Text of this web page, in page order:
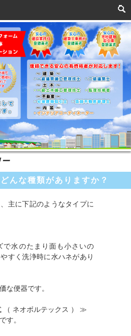
ー
んな種類がありますか？
主に下記のようなタイプに
で水のたまり面も小さいの
すく洗浄時に水ハネがあり
な便器です。
（ ネオボルテックス ） ≫
す。